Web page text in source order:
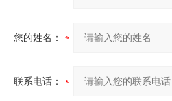
您的姓名：
联系电话：